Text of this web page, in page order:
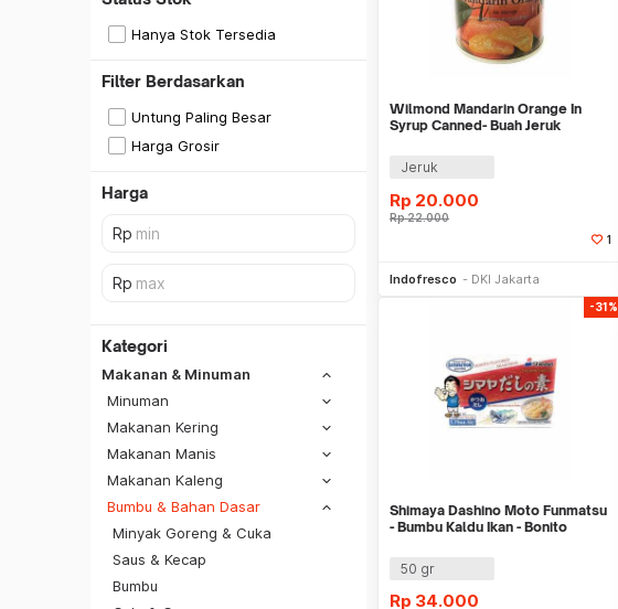
Hanya Stok Tersedia
Filter Berdasarkan
Untung Paling Besar
Harga Grosir
Harga
Kategori
Makanan & Minuman
Minuman
Makanan Kering
Makanan Manis
Makanan Kaleng
Bumbu & Bahan Dasar
Minyak Goreng & Cuka
Saus & Kecap
Bumbu
SiCepat REG
SiCepat BEST
Wilmond Mandarin Orange In
Syrup Canned- Buah Jeruk
Jeruk
Rp 20.000
Rp22.000
1
Indofresco DKI Jakarta
-31%
Shimaya Dashino Moto Funmatsu
- Bumbu Kaldu Ikan - Bonito
50 gr
Rp 34.000